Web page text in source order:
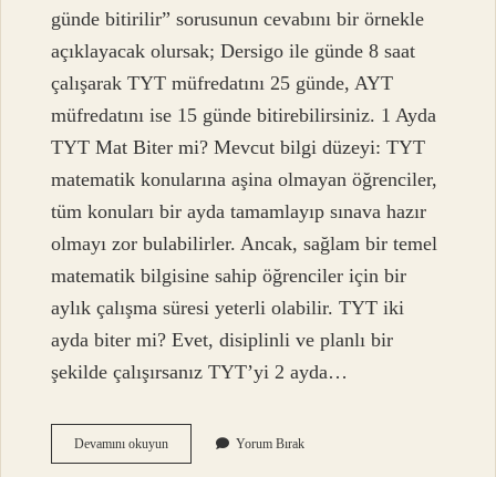
günde bitirilir” sorusunun cevabını bir örnekle
açıklayacak olursak; Dersigo ile günde 8 saat
çalışarak TYT müfredatını 25 günde, AYT
müfredatını ise 15 günde bitirebilirsiniz. 1 Ayda
TYT Mat Biter mi? Mevcut bilgi düzeyi: TYT
matematik konularına aşina olmayan öğrenciler,
tüm konuları bir ayda tamamlayıp sınava hazır
olmayı zor bulabilirler. Ancak, sağlam bir temel
matematik bilgisine sahip öğrenciler için bir
aylık çalışma süresi yeterli olabilir. TYT iki
ayda biter mi? Evet, disiplinli ve planlı bir
şekilde çalışırsanız TYT’yi 2 ayda…
Devamını okuyunTyt
1
Yorum Bırak